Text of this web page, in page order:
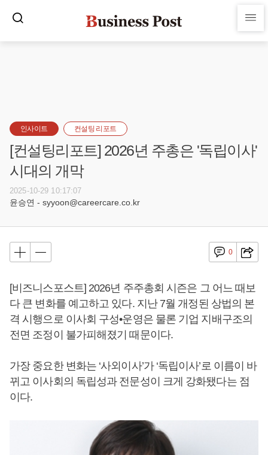
인사이트 컨설팅 리포트
[컨설팅리포트] 2026년 주총은 '독립이사'
시대의 개막
2025-10-29 10:17:07
윤승연 - syyoon@careercare.co.kr
0
[비즈니스포스트] 2026년 주주총회 시즌은 그 어느 때보
다 큰 변화를 예고하고 있다. 지난 7월 개정된 상법의 본
격 시행으로 이사회 구성•운영은 물론 기업 지배구조의
전면 조정이 불가피해졌기 때문이다.
가장 중요한 변화는 ‘사외이사’가 ‘독립이사’로 이름이 바
뀌고 이사회의 독립성과 전문성이 크게 강화됐다는 점
이다.